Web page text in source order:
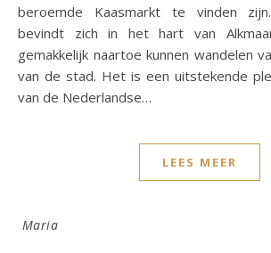
beroemde Kaasmarkt te vinden
bevindt zich in het hart van
gemakkelijk naartoe kunnen wandelen
van de stad. Het is een uitstekende
van de Nederlandse…
LEES MEER
Maria